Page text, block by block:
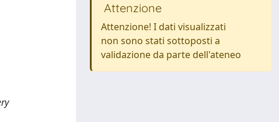
Attenzione
Attenzione! I dati visualizzati
non sono stati sottoposti a
validazione da parte dell'ateneo